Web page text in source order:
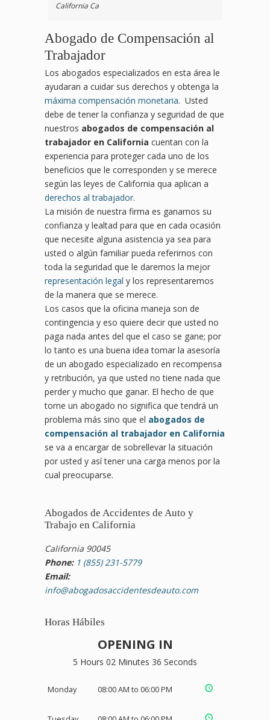
California Ca
Abogado de Compensación al
Trabajador
Los abogados especializados en esta área le
ayudaran a cuidar sus derechos y obtenga la
máxima compensación monetaria. Usted
debe de tener la confianza y seguridad de que
nuestros abogados de compensación al
trabajador en California cuentan con la
experiencia para proteger cada uno de los
beneficios que le corresponden y se merece
según las leyes de California qua aplican a
derechos al trabajador.
La misión de nuestra firma es ganarnos su
confianza y lealtad para que en cada ocasión
que necesite alguna asistencia ya sea para
usted o algún familiar pueda referirnos con
toda la seguridad que le daremos la mejor
representación legal y los representaremos
de la manera que se merece.
Los casos que la oficina maneja son de
contingencia y eso quiere decir que usted no
paga nada antes del que el caso se gane; por
lo tanto es una buena idea tomar la asesoría
de un abogado especializado en recompensa
y retribución, ya que usted no tiene nada que
perder y mucho que ganar. El hecho de que
tome un abogado no significa que tendrá un
problema más sino que el abogados de
compensación al trabajador en California
se va a encargar de sobrellevar la situación
por usted y así tener una carga menos por la
cual preocuparse.
Abogados de Accidentes de Auto y
Trabajo en California
California 90045
Phone: 1 (855) 231-5779
Email:
info@abogadosaccidentesdeauto.com
Horas Hábiles
OPENING IN
5 Hours 02 Minutes 36 Seconds
Monday 08:00 AM to 06:00 PM